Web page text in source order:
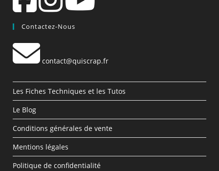
Contactez-Nous
contact@quiscrap.fr
Les Fiches Techniques et les Tutos
Le Blog
Conditions générales de vente
Mentions légales
Politique de confidentialité